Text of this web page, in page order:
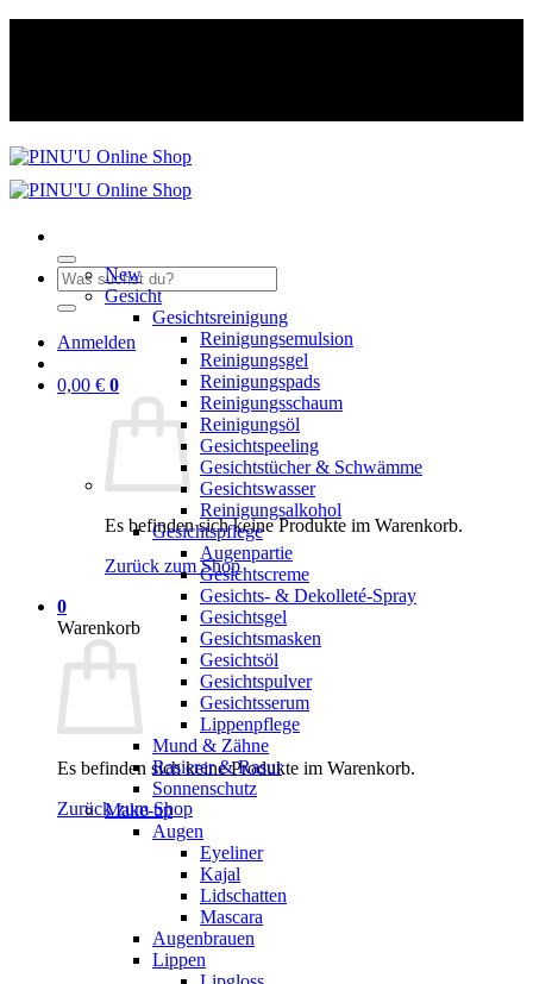
Suche
nach:
Anmelden
0,00 € 0
Es befinden sich keine Produkte im Warenkorb.
Zurück zum Shop
0
Warenkorb
Es befinden sich keine Produkte im Warenkorb.
Zurück zum Shop
New
Gesicht
Gesichtsreinigung
Reinigungsemulsion
Reinigungsgel
Reinigungspads
Reinigungsschaum
Reinigungsöl
Gesichtspeeling
Gesichtstücher & Schwämme
Gesichtswasser
Reinigungsalkohol
Gesichtspflege
Augenpartie
Gesichtscreme
Gesichts- & Dekolleté-Spray
Gesichtsgel
Gesichtsmasken
Gesichtsöl
Gesichtspulver
Gesichtsserum
Lippenpflege
Mund & Zähne
Rasierer & Rasur
Sonnenschutz
Make-up
Augen
Eyeliner
Kajal
Lidschatten
Mascara
Augenbrauen
Lippen